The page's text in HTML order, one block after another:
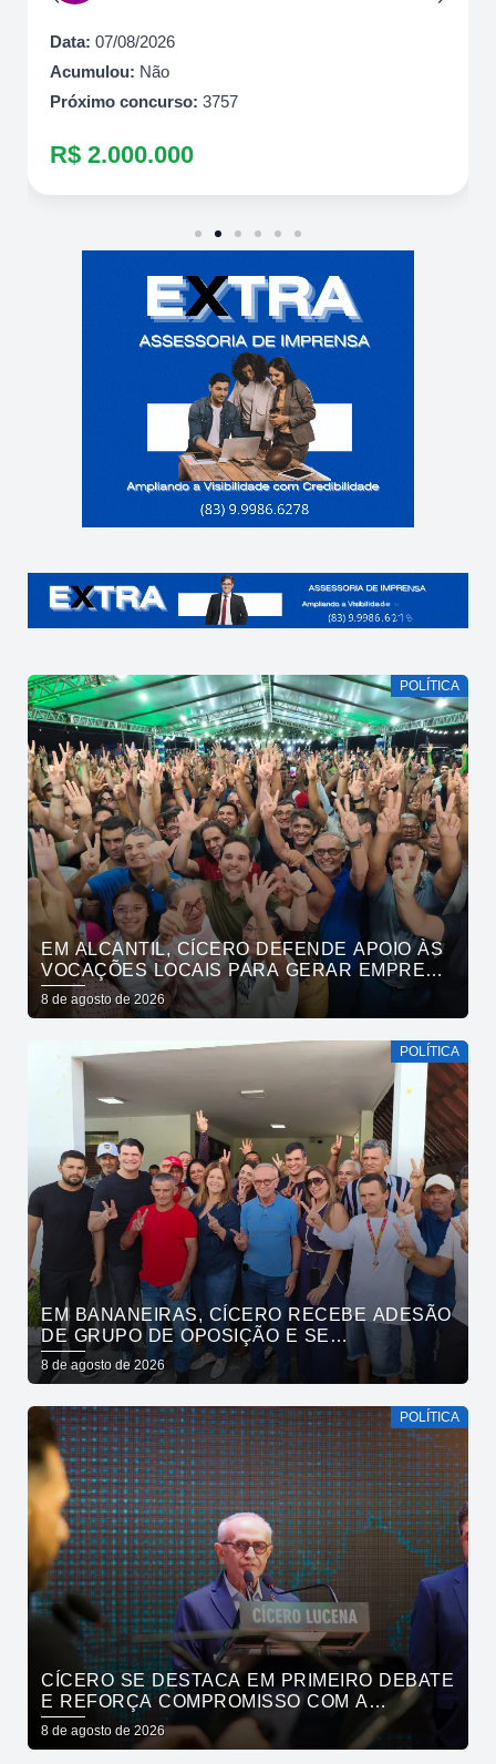
Data: 07/08/2026
Acumulou: Não
Próximo concurso: 3757
R$ 2.000.000
POLÍTICA
EM ALCANTIL, CÍCERO DEFENDE APOIO ÀS
VOCAÇÕES LOCAIS PARA GERAR EMPREGO
E RENDA
8 de agosto de 2026
POLÍTICA
EM BANANEIRAS, CÍCERO RECEBE ADESÃO
DE GRUPO DE OPOSIÇÃO E SE
COMPROMETE COM ESGOTAMENTO
SANITÁRIO
8 de agosto de 2026
POLÍTICA
CÍCERO SE DESTACA EM PRIMEIRO DEBATE
E REFORÇA COMPROMISSO COM A
SEGURANÇA HÍDRICA DO ESTADO
8 de agosto de 2026